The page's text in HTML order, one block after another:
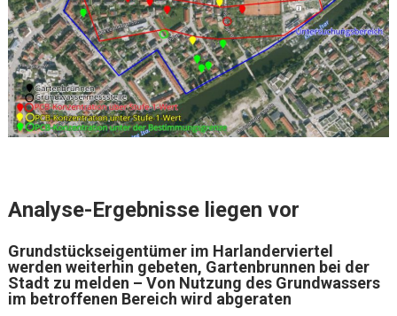
Analyse-Ergebnisse liegen vor
Grundstückseigentümer im Harlanderviertel
werden weiterhin gebeten, Gartenbrunnen bei der
Stadt zu melden – Von Nutzung des Grundwassers
im betroffenen Bereich wird abgeraten